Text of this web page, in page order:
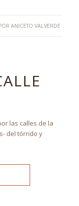
ANICETO VALVERDE
las calles de la
del tórrido y